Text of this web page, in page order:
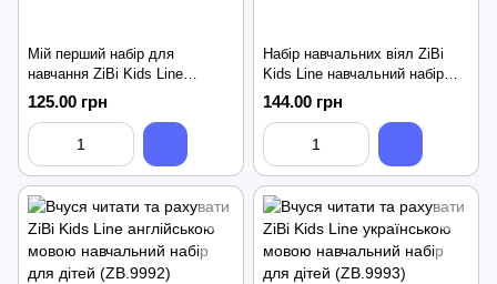
Мій перший набір для
навчання ZiBi Kids Line
навчальний набір для дітей
(ZB.9990)
125.00 грн
Набір навчальних віял ZiBi
Kids Line навчальний набір
для дітей (ZB.9991)
144.00 грн